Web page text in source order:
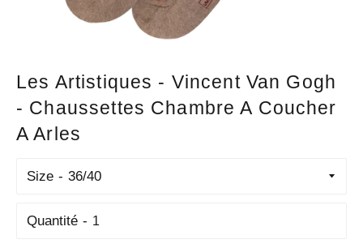
Les Artistiques - Vincent Van Gogh
- Chaussettes Chambre A Coucher
A Arles
Size
Quantité